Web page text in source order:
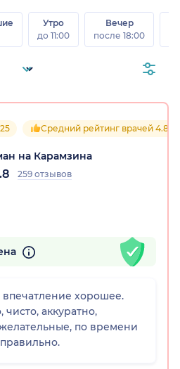
Утро
до 11:00
Вечер
после 18:00
Средний рейтинг врачей 4.8
на Карамзина
259 отзывов
хорошее.
аккуратно,
по времени